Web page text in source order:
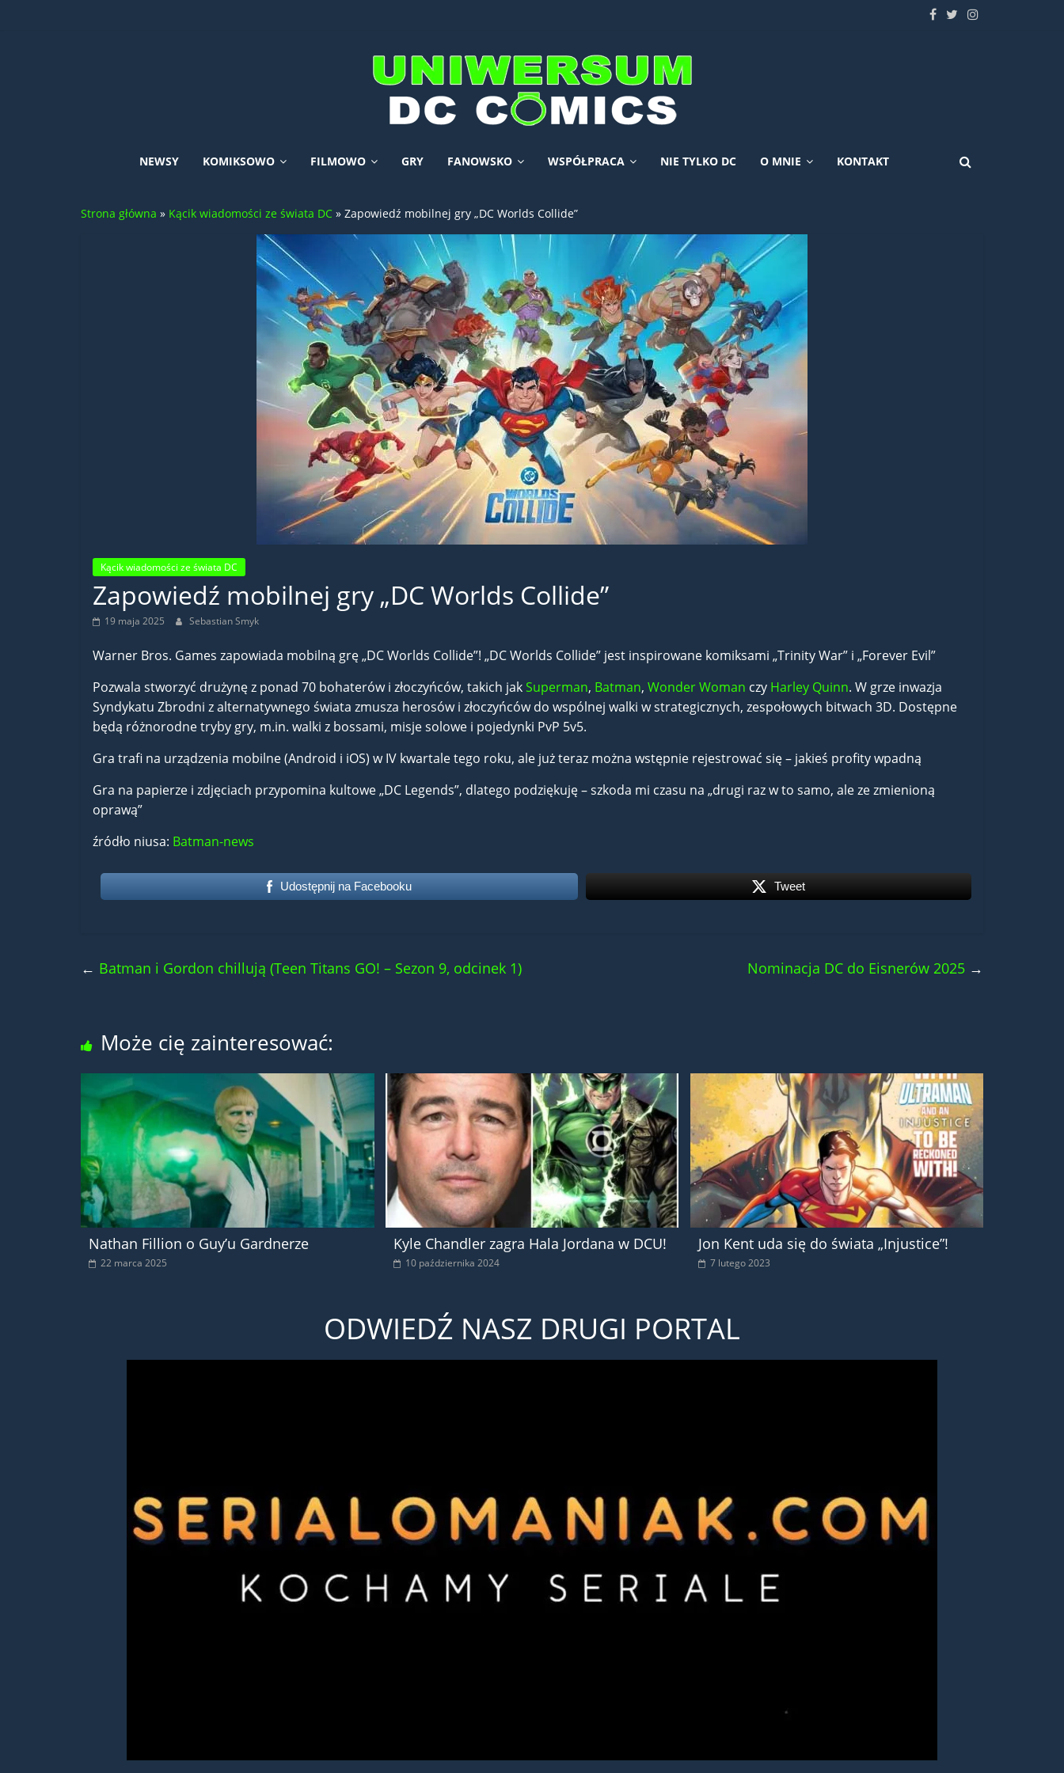
Uniwersum
Comics
NEWSY KOMIKSOWO FILMOWO GRY FANOWSKO WSPÓŁPRACA NIE TYLKO DC O MNIE KONTAKT
Strona główna » Kącik wiadomości ze świata DC » Zapowiedź mobilnej gry „DC Worlds Collide”
Kącik wiadomości ze świata DC
Zapowiedź mobilnej gry „DC Worlds Collide”
19 maja 2025 Sebastian Smyk
Warner Bros. Games zapowiada mobilną grę „DC Worlds Collide”! „DC Worlds Collide” jest inspirowane komiksami „Trinity War” i „Forever Evil”
Pozwala stworzyć drużynę z ponad 70 bohaterów i złoczyńców, takich jakSuperman, Batman, Wonder Woman czy Harley Quinn. W grze inwazja
Syndykatu Zbrodni z alternatywnego świata zmusza herosów i złoczyńców do wspólnej walki w strategicznych, zespołowych bitwach 3D. Dostępne
będą różnorodne tryby gry, m.in. walki z bossami, misje solowe i pojedynki PvP 5v5.
Gra trafi na urządzenia mobilne (Android i iOS) w IV kwartale tego roku, ale już teraz można wstępnie rejestrować się – jakieś profity wpadną
Gra na papierze i zdjęciach przypomina kultowe „DC Legends”, dlatego podziękuję – szkoda mi czasu na „drugi raz w to samo, ale ze zmienioną
oprawą”
źródło niusa: Batman-news
Udostępnij na Facebooku Tweet
← Batman i Gordon chillują (Teen Titans GO! – Sezon 9, odcinek 1) Nominacja DC do Eisnerów 2025 →
Może cię zainteresować:
Nathan Fillion o Guy’u Gardnerze
22 marca 2025
Kyle Chandler zagra Hala Jordana w DCU!
10 października 2024
Jon Kent uda się do świata „Injustice”!
7 lutego 2023
ODWIEDŹ NASZ DRUGI PORTAL